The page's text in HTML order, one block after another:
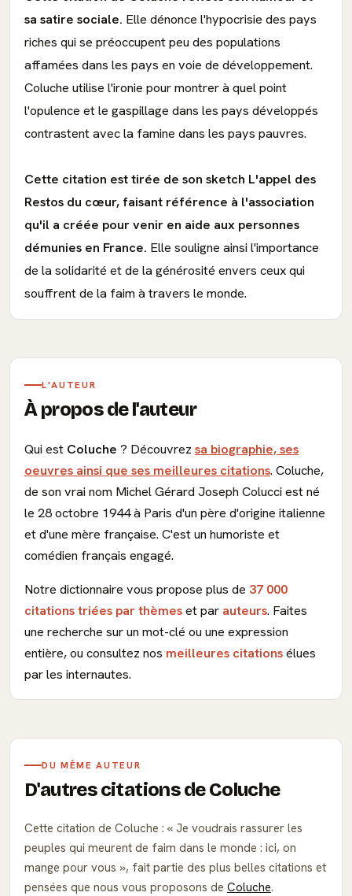
sa satire sociale. Elle dénonce l'hypocrisie des pays
riches qui se préoccupent peu des populations
affamées dans les pays en voie de développement.
Coluche utilise l'ironie pour montrer à quel point
l'opulence et le gaspillage dans les pays développés
contrastent avec la famine dans les pays pauvres.
Cette citation est tirée de son sketch L'appel des
Restos du cœur, faisant référence à l'association
qu'il a créée pour venir en aide aux personnes
démunies en France. Elle souligne ainsi l'importance
de la solidarité et de la générosité envers ceux qui
souffrent de la faim à travers le monde.
L'AUTEUR
À propos de l'auteur
Qui est Coluche ? Découvrez sa biographie, ses
oeuvres ainsi que ses meilleures citations. Coluche,
de son vrai nom Michel Gérard Joseph Colucci est né
le 28 octobre 1944 à Paris d'un père d'origine italienne
et d'une mère française. C'est un humoriste et
comédien français engagé.
Notre dictionnaire vous propose plus de 37 000
citations triées par thèmeset par auteurs. Faites
une recherche sur un mot-clé ou une expression
entière, ou consultez nos meilleures citationsélues
par les internautes.
DU MÊME AUTEUR
D'autres citations de Coluche
Cette citation de Coluche :
Je voudrais rassurer les
peuples qui meurent de faim dans le monde : ici, on
mange pour vous
, fait partie des plus belles citations et
pensées que nous vous proposons de Coluche.